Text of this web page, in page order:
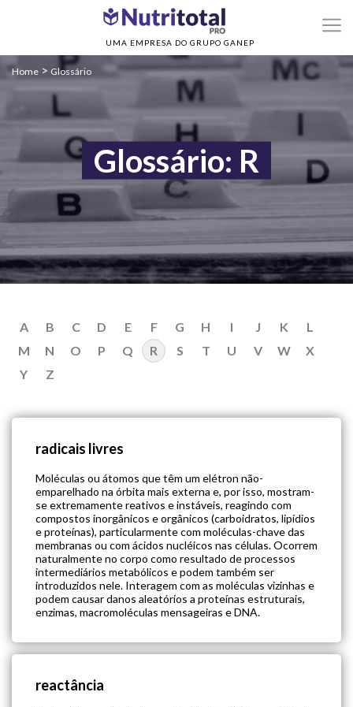
UMA EMPRESA DO GRUPO GANEP
Home > Glossário
Glossário: R
A B C D E F G H I J K
L
M
N O P Q R S T U V W
X
Y
Z
radicais livres
Moléculas ou átomos que têm um elétron não-
emparelhado na órbita mais externa e, por isso, mostram-
se extremamente reativos e instáveis, reagindo com
compostos inorgânicos e orgânicos (carboidratos, lipídios
e proteínas), particularmente com moléculas-chave das
membranas ou com ácidos nucléicos nas células. Ocorrem
naturalmente no corpo como resultado de processos
intermediários metabólicos e podem também ser
introduzidos nele. Interagem com as moléculas vizinhas e
podem causar danos aleatórios a proteínas estruturais,
enzimas, macromoléculas mensageiras e DNA.
reactância